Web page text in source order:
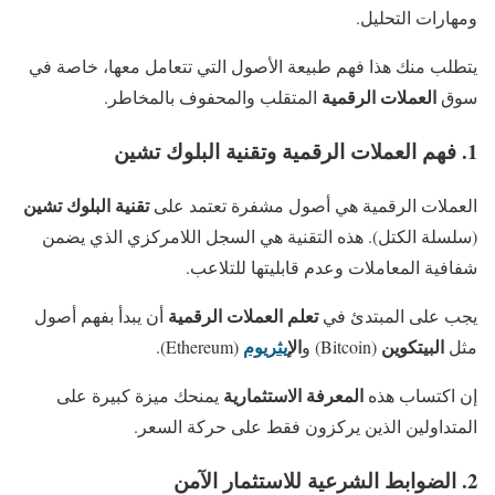
ومهارات التحليل.
يتطلب منك هذا فهم طبيعة الأصول التي تتعامل معها، خاصة في
سوقالعملات الرقمية المتقلب والمحفوف بالمخاطر.
1. فهم العملات الرقمية وتقنية البلوك تشين
العملات الرقمية هي أصول مشفرة تعتمد علىتقنية البلوك تشين
(سلسلة الكتل). هذه التقنية هي السجل اللامركزي الذي يضمن
شفافية المعاملات وعدم قابليتها للتلاعب.
يجب على المبتدئ فيتعلم العملات الرقمية أن يبدأ بفهم أصول
مثل البيتكوين (Bitcoin) و الإيثريوم (Ethereum).
إن اكتساب هذه المعرفة الاستثمارية يمنحك ميزة كبيرة على
المتداولين الذين يركزون فقط على حركة السعر.
2. الضوابط الشرعية للاستثمار الآمن